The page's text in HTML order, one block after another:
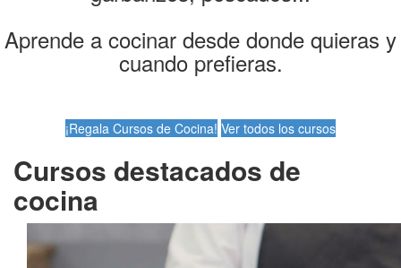
Aprende a cocinar desde donde quieras y
cuando prefieras.
¡Regala Cursos de Cocina! Ver todos los cursos
Cursos destacados de
cocina